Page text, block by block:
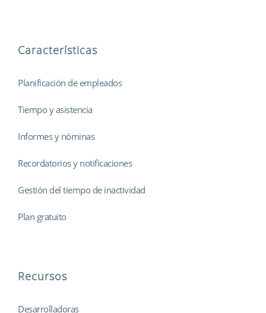
Características
Planificación de empleados
Tiempo y asistencia
Informes y nóminas
Recordatorios y notificaciones
Gestión del tiempo de inactividad
Plan gratuito
Recursos
Desarrolladoras